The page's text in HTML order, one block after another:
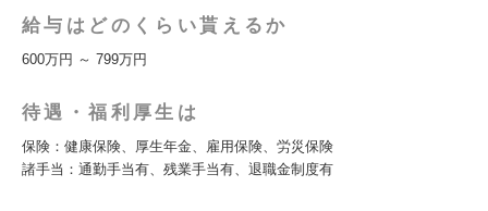
給与はどのくらい貰えるか
600万円 ～ 799万円
待遇・福利厚生は
保険：健康保険、厚生年金、雇用保険、労災保険
諸手当：通勤手当有、残業手当有、退職金制度有